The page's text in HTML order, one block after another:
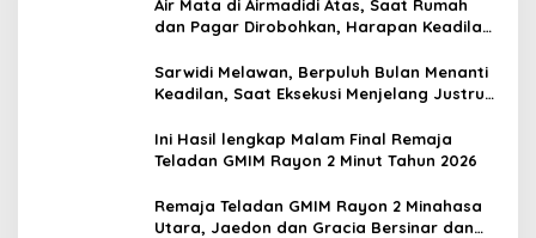
Air Mata di Airmadidi Atas, Saat Rumah
dan Pagar Dirobohkan, Harapan Keadilan
Sarwidi Melawan, Berpuluh Bulan Menanti
Keadilan, Saat Eksekusi Menjelang Justru
Ini Hasil lengkap Malam Final Remaja
Teladan GMIM Rayon 2 Minut Tahun 2026
Remaja Teladan GMIM Rayon 2 Minahasa
Utara, Jaedon dan Gracia Bersinar dan